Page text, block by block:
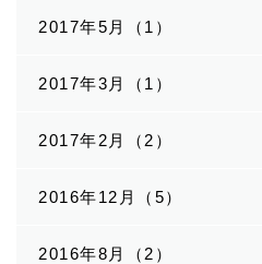
2017年5月（1）
2017年3月（1）
2017年2月（2）
2016年12月（5）
2016年8月（2）